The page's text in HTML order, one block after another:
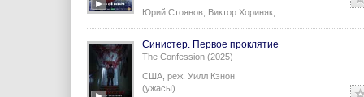
Юрий Стоянов Виктор Хориняк
Синистер. Первое проклятие
The Confession (2025)
США, реж. Уилл Кэнон
(ужасы)